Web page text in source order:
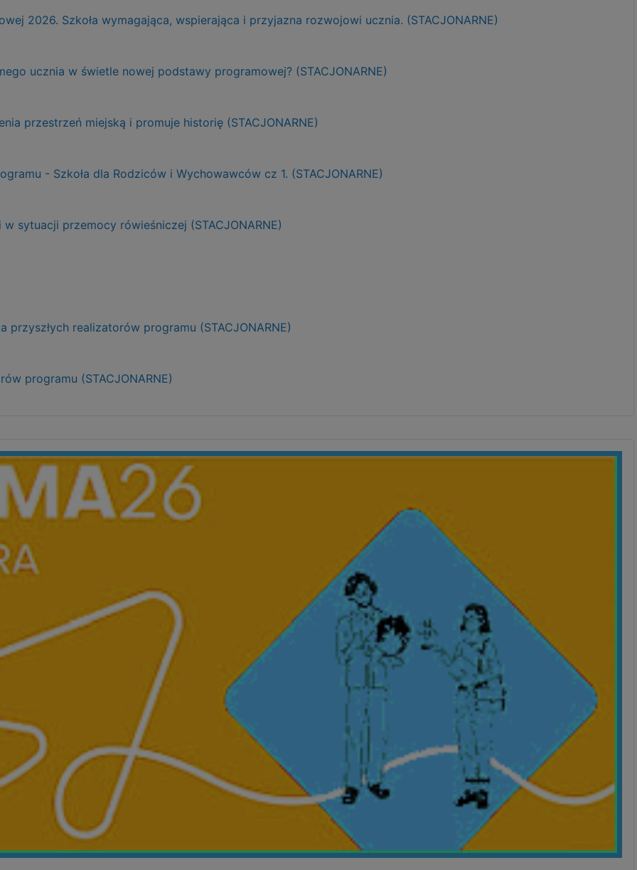
2026. Szkoła wymagająca, wspierająca i przyjazna rozwojowi ucznia. (STACJONARNE)
ucznia w świetle nowej podstawy programowej? (STACJONARNE)
przestrzeń miejską i promuje historię (STACJONARNE)
- Szkoła dla Rodziców i Wychowawców cz 1. (STACJONARNE)
sytuacji przemocy rówieśniczej (STACJONARNE)
realizatorów programu (STACJONARNE)
programu (STACJONARNE)